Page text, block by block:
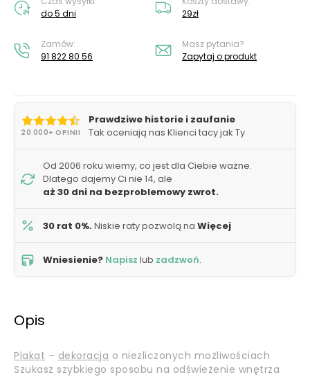
do 5 dni
29zł
Zamów:
91 822 80 56
Masz pytania?
Zapytaj o produkt
20 000+ OPINII
Prawdziwe historie i zaufanie
Tak oceniają nas Klienci tacy jak Ty
Od 2006 roku wiemy, co jest dla Ciebie ważne.
Dlatego dajemy Ci nie 14, ale
aż 30 dni na bezproblemowy zwrot.
30 rat 0%.Niskie raty pozwolą na Więcej
Wniesienie? Napisz lub zadzwoń.
Opis
Plakat – dekoracja o niezliczonych możliwościach
Szukasz szybkiego sposobu na odświeżenie wnętrza